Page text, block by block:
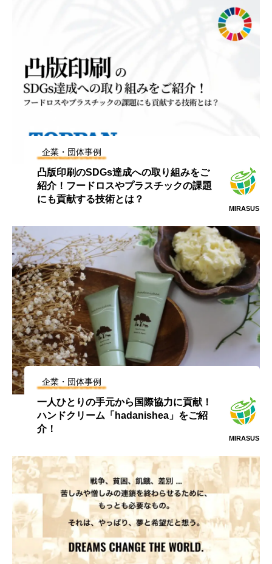
企業・団体事例
凸版印刷のSDGs達成への取り組みをご
紹介！フードロスやプラスチックの課題
にも貢献する技術とは？
MIRASUS
企業・団体事例
一人ひとりの手元から国際協力に貢献！
ハンドクリーム「hadanishea」をご紹
介！
MIRASUS